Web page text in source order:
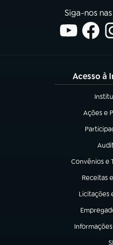
Siga-nos
Acesso à
(abre
Ações e
(abre em
(abre
Convênios e
(abre em
Receitas
(abre em
Licitações
(abre em
(abre em
(abre em